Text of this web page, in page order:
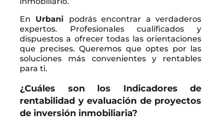
En Urbani podrás encontrar a verdaderos
expertos. Profesionales cualificados y
dispuestos a ofrecer todas las orientaciones
que precises. Queremos que optes por las
soluciones más convenientes y rentables
para ti.
¿Cuáles son los Indicadores de
rentabilidad y evaluación de proyectos
de inversión inmobiliaria?